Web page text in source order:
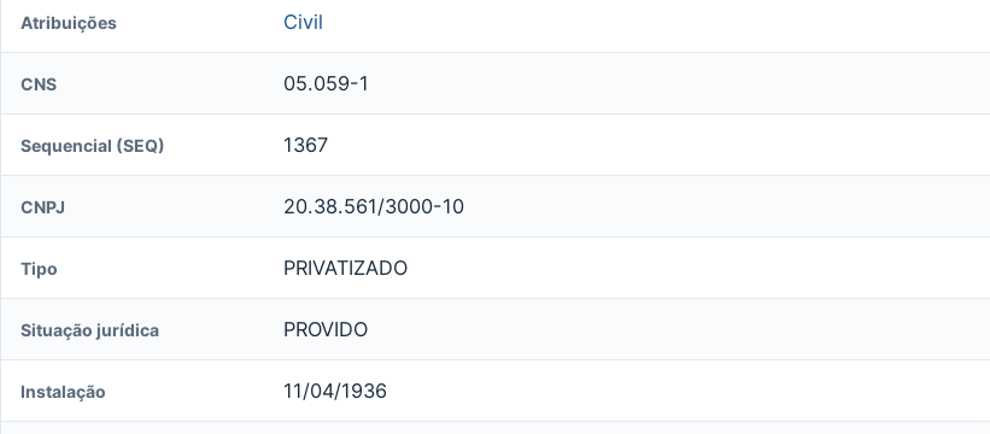
Atribuições Civil
CNS 05.059-1
Sequencial (SEQ) 1367
CNPJ 20.38.561/3000-10
Tipo PRIVATIZADO
Situação jurídica PROVIDO
Instalação 11/04/1936